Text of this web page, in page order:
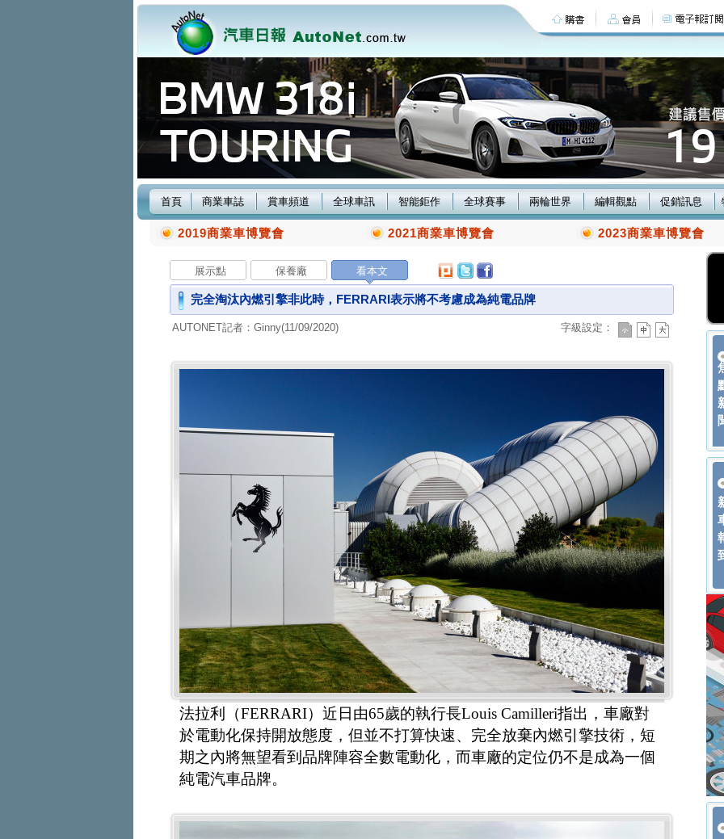
首頁 商業車誌 賞車頻道 全球車訊 智能鉅作 全球賽事 兩輪世界 編輯觀點 促銷訊息
2019商業車博覽會 2021商業車博覽會 2023商業車博覽會
展示點 保養廠 看本文
完全淘汰內燃引擎非此時，FERRARI表示將不考慮成為純電品牌
AUTONET記者：Ginny(11/09/2020) 字級設定：
法拉利（FERRARI）近日由65歲的執行長Louis Camilleri指出，車廠對
於電動化保持開放態度，但並不打算快速、完全放棄內燃引擎技術，短
期之內將無望看到品牌陣容全數電動化，而車廠的定位仍不是成為一個
純電汽車品牌。